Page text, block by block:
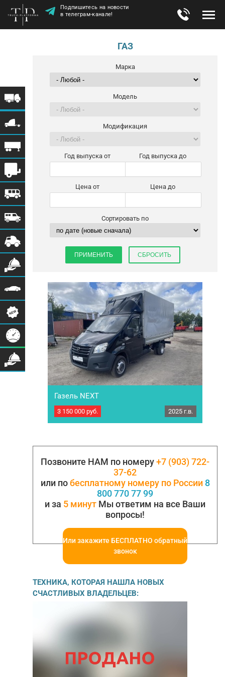
Подпишитесь на новости
в телеграм-канале!
ГАЗ
Марка
Модель
Модификация
Год выпуска от Год выпуска до
Цена от Цена до
Сортировать по
Грузовик тентованный Газель NEXT. Год
цилиндровый двигатель Мощность двигателя:
150 л.с. Рабочий объем двигателя: 2499…
Газель NEXT
3 150 000 руб. 2025 г.в.
Позвоните НАМ по номеру+7 (903) 722-
37-62
или побесплатному номеру по России 8
800 770 77 99
и за 5 минут Мы ответим на все Ваши
вопросы!
Или закажите БЕСПЛАТНО обратный
звонок
ТЕХНИКА, КОТОРАЯ НАШЛА НОВЫХ
СЧАСТЛИВЫХ ВЛАДЕЛЬЦЕВ: